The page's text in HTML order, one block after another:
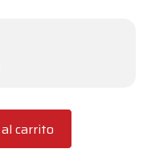
carrito